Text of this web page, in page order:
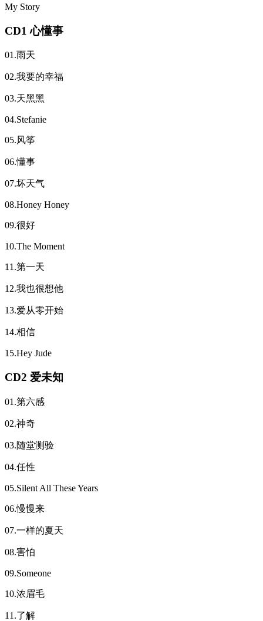
My Story
CD1 心懂事
01.雨天
02.我要的幸福
03.天黑黑
04.Stefanie
05.风筝
06.懂事
07.坏天气
08.Honey Honey
09.很好
10.The Moment
11.第一天
12.我也很想他
13.爱从零开始
14.相信
15.Hey Jude
CD2 爱未知
01.第六感
02.神奇
03.随堂测验
04.任性
05.Silent All These Years
06.慢慢来
07.一样的夏天
08.害怕
09.Someone
10.浓眉毛
11.了解